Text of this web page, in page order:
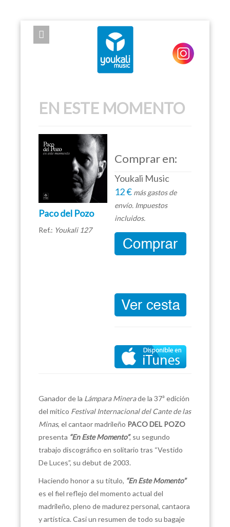
EXPOSE FRAMEWORK FOR JOOMLA 2.5 AND 3.0+
EN ESTE MOMENTO
Paco del Pozo
Ref.: Youkali 127
Comprar en:
Youkali Music
12 € más gastos de
envío. Impuestos
incluidos.
Ganador de la Lámpara Minerade la 37ª edición
del mítico Festival Internacional del Cante de las
Minas, el cantaor madrileño PACO DEL POZO
presenta “En Este Momento”, su segundo
trabajo discográfico en solitario tras “Vestido
De Luces”, su debut de 2003.
Haciendo honor a su título, “En Este Momento”
es el fiel reflejo del momento actual del
madrileño, pleno de madurez personal, cantaora
y artística. Casi un resumen de todo su bagaje